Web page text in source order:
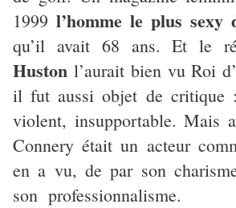
1999 l’homme le plus sexy
qu’il avait 68 ans. Et le
Huston l’aurait bien vu Roi
il fut aussi objet de critique
violent, insupportable. Mais
Connery était un acteur
en a vu, de par son
son professionnalisme.